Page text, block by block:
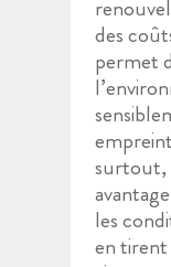
des
permet
surtout,
les
en